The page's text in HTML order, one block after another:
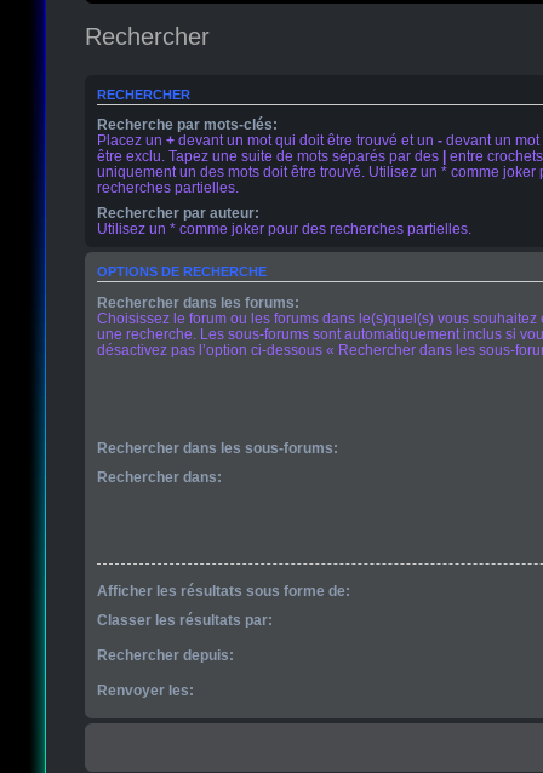
Rechercher
RECHERCHER
Recherche par mots-clés:
Placez un + devant un mot qui doit être trouvé et un - devant un mot
être exclu. Tapez une suite de mots séparés par des | entre
uniquement un des mots doit être trouvé. Utilisez un * comme joker
recherches partielles.
Rechercher par auteur:
Utilisez un * comme joker pour des recherches partielles.
OPTIONS DE RECHERCHE
Rechercher dans les forums:
Choisissez le forum ou les forums dans le(s)quel(s) vous souhaitez
une recherche. Les sous-forums sont automatiquement inclus si
désactivez pas l’option ci-dessous « Rechercher dans les sous-
Rechercher dans les sous-forums:
Rechercher dans:
Afficher les résultats sous forme de:
Classer les résultats par:
Rechercher depuis:
Renvoyer les: